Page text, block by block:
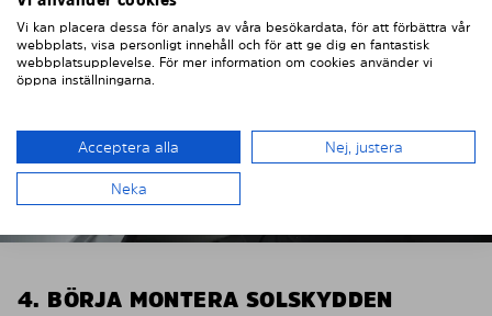
4. BÖRJA MONTERA SOLSKYDDEN
Vi kan placera dessa för analys av våra besökardata, för att förbättra vår
webbplats, visa personligt innehåll och för att ge dig en fantastisk
webbplatsupplevelse. För mer information om cookies använder vi
öppna inställningarna.
Acceptera alla Nej, justera
Neka